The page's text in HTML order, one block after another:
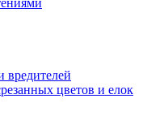
вредителей
цветов и елок